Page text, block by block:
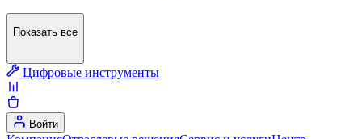
Показать все
Цифровые инструменты
Войти